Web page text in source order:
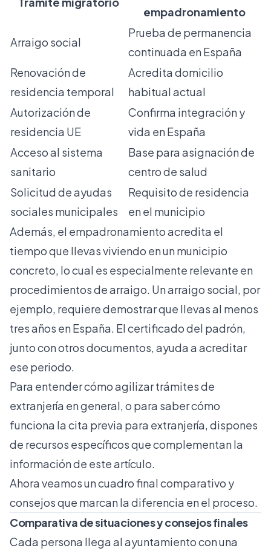
empadronamiento
Arraigo social
Prueba de permanencia
continuada en España
Renovación de
residencia temporal
Acredita domicilio
habitual actual
Autorización de
residencia UE
Confirma integración y
vida en España
Acceso al sistema
sanitario
Base para asignación de
centro de salud
Solicitud de ayudas
sociales municipales
Requisito de residencia
en el municipio
Además, el empadronamiento acredita el
tiempo que llevas viviendo en un municipio
concreto, lo cual es especialmente relevante en
procedimientos de arraigo. Un arraigo social, por
ejemplo, requiere demostrar que llevas al menos
tres años en España. El certificado del padrón,
junto con otros documentos, ayuda a acreditar
ese periodo.
Para entender cómoagilizar trámites de
extranjería en general, o para saber cómo
funciona lacita previa para extranjería, dispones
de recursos específicos que complementan la
información de este artículo.
Ahora veamos un cuadro final comparativo y
consejos que marcan la diferencia en el proceso.
Comparativa de situaciones y consejos finales
Cada persona llega al ayuntamiento con una